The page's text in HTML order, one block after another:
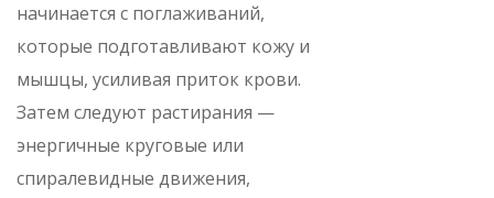
начинается с поглаживаний,
которые подготавливают кожу и
мышцы, усиливая приток крови.
Затем следуют растирания —
энергичные круговые или
спиралевидные движения,